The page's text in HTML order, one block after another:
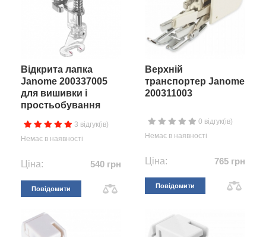
Відкрита лапка
Janome 200337005
для вишивки і
простьобування
3 відгук(ів)
Немає в наявності
Ціна: 540 грн
Повідомити
Верхній
транспортер Janome
200311003
0 відгук(ів)
Немає в наявності
Ціна: 765 грн
Повідомити